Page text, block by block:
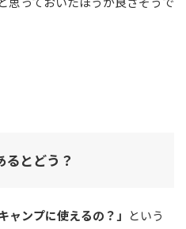
とどう？
ャンプに使えるの？」 という